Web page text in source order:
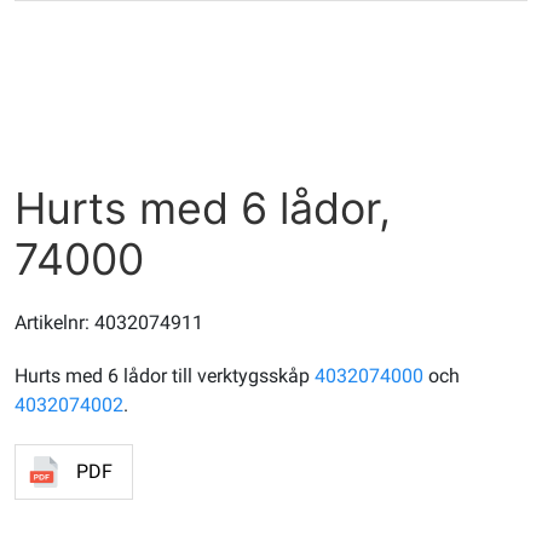
Hurts med 6 lådor,
74000
Artikelnr: 4032074911
Hurts med 6 lådor till verktygsskåp 4032074000 och
4032074002.
PDF